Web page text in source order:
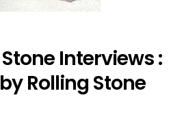
Interviews :
Rolling Stone